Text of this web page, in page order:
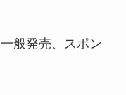
般発売、スポン